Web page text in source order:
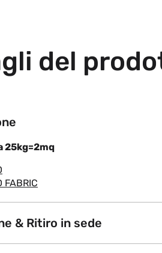
del
25kg=2mq
FABRIC
& Ritiro in sede